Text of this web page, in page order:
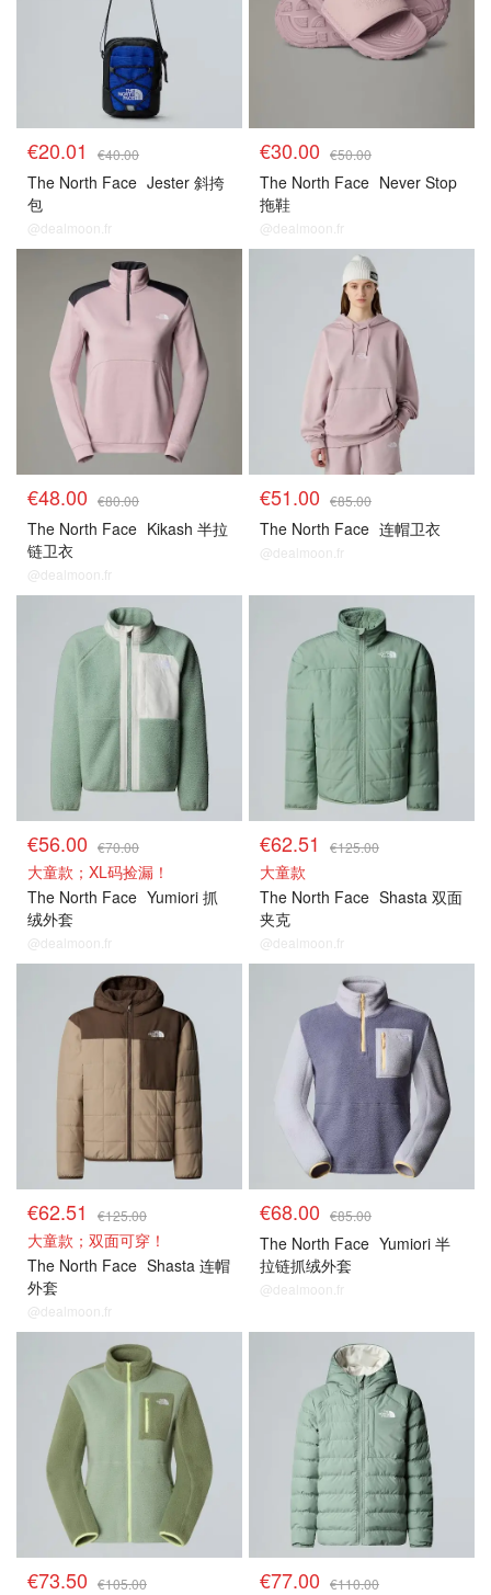
€20.01 €40.00
The North Face Jester 斜挎
包
@dealmoon.fr
€30.00 €50.00
The North Face Never Stop
拖鞋
@dealmoon.fr
€48.00 €80.00
The North Face Kikash 半拉
链卫衣
@dealmoon.fr
€51.00 €85.00
The North Face 连帽卫衣
@dealmoon.fr
€56.00 €70.00
大童款；XL码捡漏！
The North Face Yumiori 抓
绒外套
@dealmoon.fr
€62.51 €125.00
大童款
The North Face Shasta 双面
夹克
@dealmoon.fr
€62.51 €125.00
大童款；双面可穿！
The North Face Shasta 连帽
外套
@dealmoon.fr
€68.00 €85.00
The North Face Yumiori 半
拉链抓绒外套
@dealmoon.fr
€73.50 €105.00 €77.00 €110.00